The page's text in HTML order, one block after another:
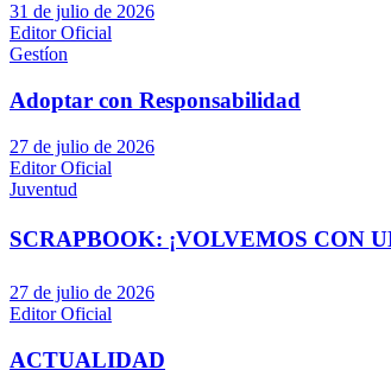
31 de julio de 2026
Editor Oficial
Gestíon
Adoptar con Responsabilidad
27 de julio de 2026
Editor Oficial
Juventud
SCRAPBOOK: ¡VOLVEMOS CON
27 de julio de 2026
Editor Oficial
ACTUALIDAD